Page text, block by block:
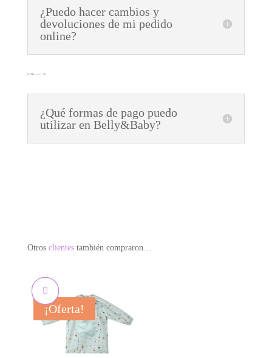
¿Puedo hacer cambios y
devoluciones de mi pedido
online?
¿Qué formas de pago puedo
utilizar en Belly&Baby?
Otros clientestambién compraron…
¡Oferta!
¡Oferta!
¡Oferta!
¡Oferta!